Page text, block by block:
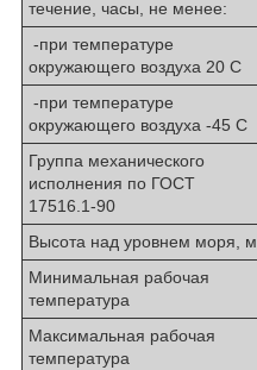
течение, часы, не менее:
-при температуре
окружающего воздуха 20 C
-при температуре
окружающего воздуха -45 C
Группа механического
исполнения по ГОСТ
17516.1-90
Высота над уровнем моря, м
Минимальная рабочая
температура
Максимальная рабочая
температура